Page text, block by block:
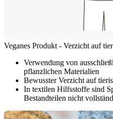
Veganes Produkt - Verzicht auf
Verwendung von
pflanzlichen Materialien
Bewusster Verzicht auf
In textilen Hilfsstoffe sind
Bestandteilen nicht